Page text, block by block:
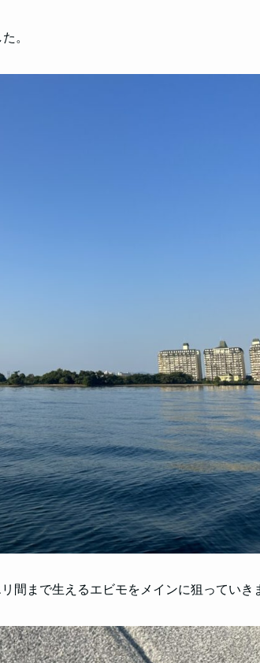
。
間まで生えるエビモをメインに狙っていき